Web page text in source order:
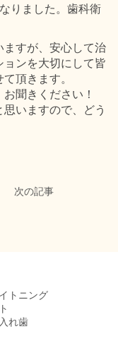
りました。歯科衛
すが、安心して治
ンを大切にして皆
頂きます。
聞きください！
いますので、どう
次の記事
トニング
れ歯